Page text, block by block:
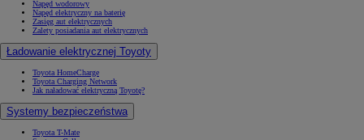
Napęd wodorowy
Napęd elektryczny na baterię
Zasięg aut elektrycznych
Zalety posiadania aut elektrycznych
Ładowanie elektrycznej Toyoty
Toyota HomeCharge
Toyota Charging Network
Jak naładować elektryczną Toyotę?
Systemy bezpieczeństwa
Toyota T-Mate